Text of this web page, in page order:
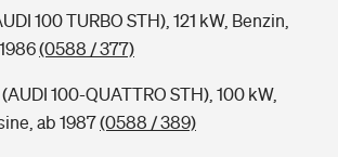
100 TURBO STH), 121 kW, Benzin,
(0588 / 377)
100-QUATTRO STH), 100 kW,
ab 1987(0588 / 389)